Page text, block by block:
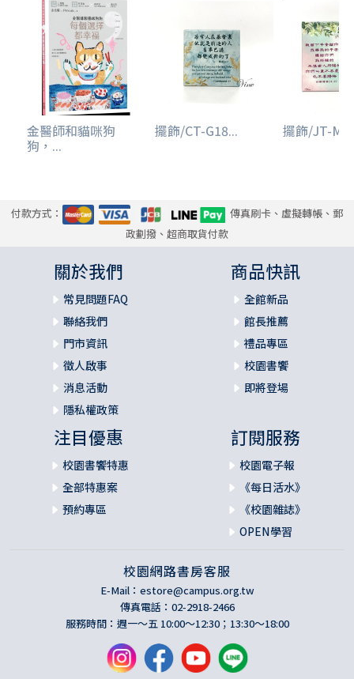
金醫師和貓咪狗
狗，...
擺飾/CT-G18... 擺飾/JT-
付款方式：
傳真刷卡、虛擬轉帳、郵
政劃撥、超商取貨付款
關於我們
常見問題FAQ
聯絡我們
門市資訊
徵人啟事
消息活動
隱私權政策
商品快訊
全館新品
館長推薦
禮品專區
校園書饗
即將登場
注目優惠
校園書饗特惠
全部特惠案
預約專區
訂閱服務
校園電子報
《每日活水》
《校園雜誌》
OPEN學習
校園網路書房客服
E-Mail： estore@campus.org.tw
傳真電話：02-2918-2466
服務時間：週一～五 10:00～12:30；13:30～18:00